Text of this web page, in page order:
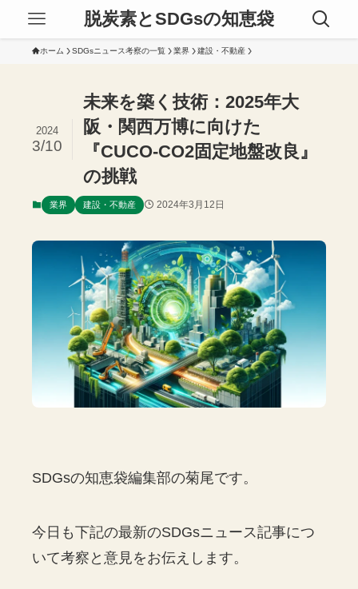
脱炭素とSDGsの知恵袋
ホーム SDGsニュース考察の一覧 業界 建設・不動産
未来を築く技術：2025年大
阪・関西万博に向けた
『CUCO-CO2固定地盤改良』
の挑戦
2024
3/10
業界 建設・不動産 2024年3月12日
SDGsの知恵袋編集部の菊尾です。
今日も下記の最新のSDGsニュース記事につ
いて考察と意見をお伝えします。